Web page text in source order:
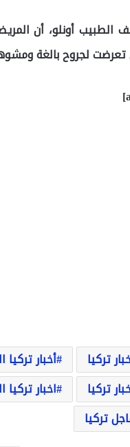
الطبيب أونلو، أن
تعرضت لجروح بالغة
تركيا أخبار تركيا
تركيا
اخبار تركيا
تركيا